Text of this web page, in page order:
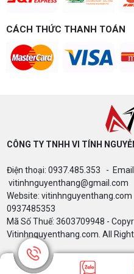
đến 40
cách phân
Intel/AMD
phí tại Vi
PLUS –
Thông
Bảng
CÁCH THỨC THANH TOÁN
CÔNG TY TNHH VI TÍNH
Điện thoại: 0937.485.353 -
vitinhnguyenthang@gmail.com
Website:
0937485353
Mã Số Thuế: 3603709948 -
Vitinhnguyenthang.com. All